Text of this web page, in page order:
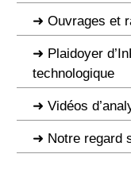
Ouvrages et
Plaidoyer
technologique
Vidéos
Notre regard